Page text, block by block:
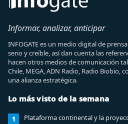
Informar, analizar, anticipar
INFOGATE es un medio digital de
serio y creíble, así dan cuenta las
hacen otros medios de comunicación
Chile, MEGA, ADN Radio, Radio Biobio,
una alianza estratégica.
Lo más visto de la semana
1 Plataforma continental y la